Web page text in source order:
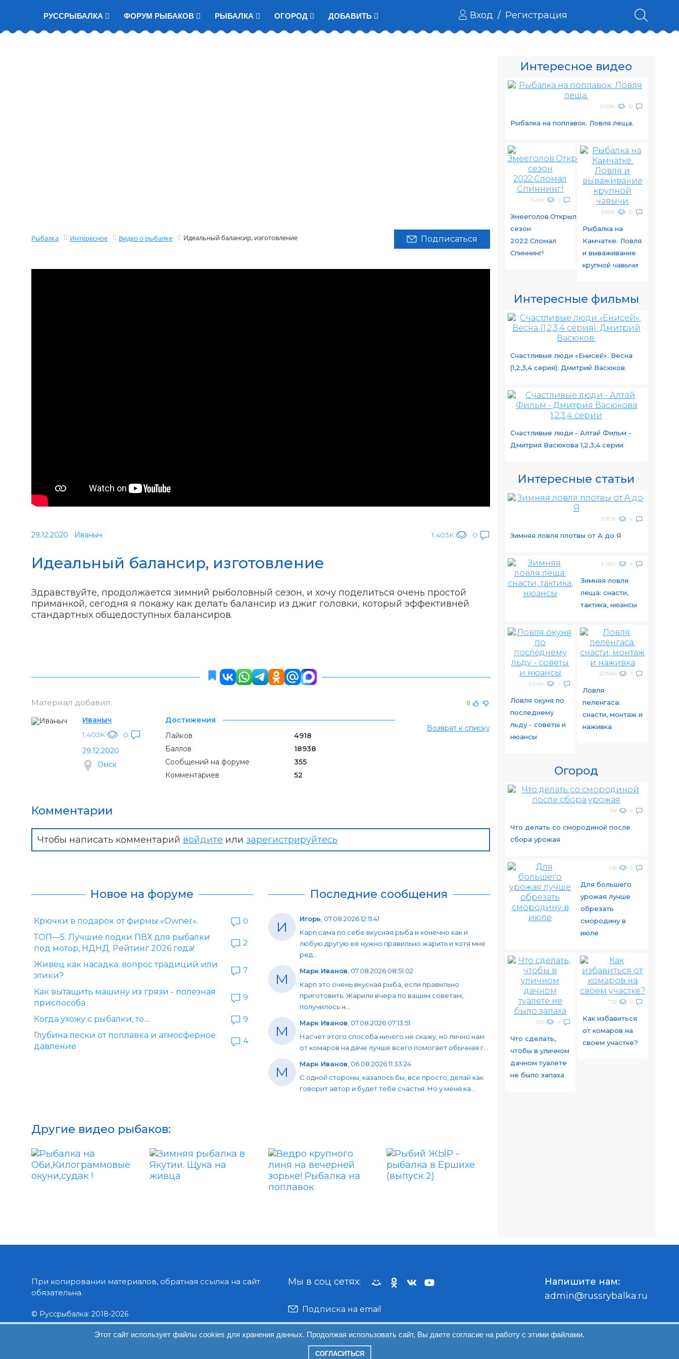
РУССРЫБАЛКА ФОРУМ РЫБАКОВ РЫБАЛКА ОГОРОД ДОБАВИТЬ Вход / Регистрация
Рыбалка Интересное Видео о рыбалке Идеальный балансир, изготовление Подписаться
29.12.2020 Иваныч 1.403K 0
Идеальный балансир, изготовление
Здравствуйте, продолжается зимний рыболовный сезон, и хочу поделиться очень простой
приманкой, сегодня я покажу как делать балансир из джиг головки, который эффективней
стандартных общедоступных балансиров.
Материал добавил: 0
Иваныч
1.403K
0
29.12.2020
Омск
Достижения
Лайков
4918
Баллов
18938
Сообщений на форуме
355
Комментариев
52
Возврат к списку
Комментарии
Чтобы написать комментарий войдите или зарегистрируйтесь
Новое на форуме
Крючки в подарок от фирмы «Owner».
0
ТОП—5. Лучшие лодки ПВХ для рыбалки
под мотор, НДНД. Рейтинг 2026 года!
2
Живец как насадка: вопрос традиций или
этики?
7
Как вытащить машину из грязи - полезная
приспособа
9
Когда ухожу с рыбалки, то....
9
Глубина лески от поплавка и атмосферное
давление
4
Последние сообщения
И Игорь, 07.08.2026 12:11:41
Карп сама по себе вкусная рыба и конечно как и
любую другую её нужно правильно жарить и хотя мне
ред...
М Марк Иванов, 07.08.2026 08:51:02
Карп это очень вкусная рыба, если правильно
приготовить. Жарили вчера по вашим советам,
получилось н...
М Марк Иванов, 07.08.2026 07:13:51
Насчет этого способа ничего не скажу, но лично нам
от комаров на даче лучше всего помогает обычная г...
М Марк Иванов, 06.08.2026 11:33:24
С одной стороны, казалось бы, все просто, делай как
говорит автор и будет тебе счастья. Но у меня ка...
Другие видео рыбаков:
Интересное видео
11.025K 10
Рыбалка на поплавок. Ловля леща.
7.636K 3
Змееголов.Открыл
сезон
2022.Сломал
Спиннинг!
9.921K 10
Рыбалка на
Камчатке. Ловля
и вываживание
крупной чавычи
Интересные фильмы
Счастливые люди «Енисей». Весна
(1,2,3,4 серия). Дмитрий Васюков.
Счастливые люди - Алтай Фильм -
Дмитрия Васюкова 1,2,3,4 серии
Интересные статьи
9.072K 4
Зимняя ловля плотвы от A до Я
8.336K 4
Зимняя ловля
леща: снасти,
тактика, нюансы
6.549K 5
Ловля окуня по
последнему
льду - советы и
нюансы
22.768K 3
Ловля
пеленгаса:
снасти, монтаж и
наживка
Огород
298 6
Что делать со смородиной после
сбора урожая
538 3
Для большего
урожая лучше
обрезать
смородину в
июле
653 4
Что сделать,
чтобы в уличном
дачном туалете
не было запаха
732 6
Как избавиться
от комаров на
своем участке?
При копировании материалов, обратная ссылка на сайт
обязательна.
© Руссрыбалка: 2018-2026
Мы в соц сетях:
Подписка на email
Напишите нам:
admin@russrybalka.ru
Этот сайт использует файлы cookies для хранения данных. Продолжая использовать сайт, Вы даете согласие на работу с этими файлами.
СОГЛАСИТЬСЯ